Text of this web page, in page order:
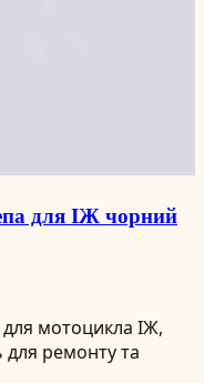
для ІЖ чорний
мотоцикла ІЖ,
для ремонту та